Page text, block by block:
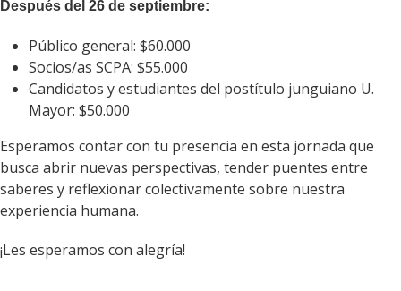
Después del 26 de septiembre:
Público general: $60.000
Socios/as SCPA: $55.000
Candidatos y estudiantes del postítulo junguiano U.
Mayor: $50.000
Esperamos contar con tu presencia en esta jornada que
busca abrir nuevas perspectivas, tender puentes entre
saberes y reflexionar colectivamente sobre nuestra
experiencia humana.
¡Les esperamos con alegría!